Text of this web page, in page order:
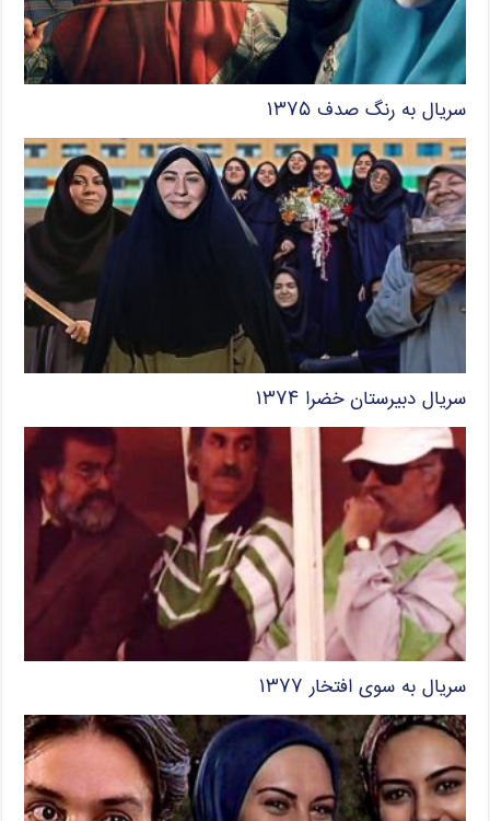
سریال به رنگ صدف ۱۳۷۵
سریال دبیرستان خضرا ۱۳۷۴
سریال به سوی افتخار ۱۳۷۷